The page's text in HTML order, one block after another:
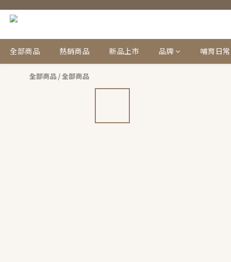
全部商品 熱銷商品 新品上市 品牌 哺育日常
全部商品 /全部商品